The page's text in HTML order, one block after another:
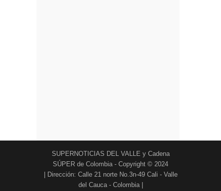
SUPERNOTICIAS DEL VALLE y Cadena
SÚPER de Colombia - Copyright © 2024
| Dirección: Calle 21 norte No.3n-49 Cali - Valle
del Cauca - Colombia |